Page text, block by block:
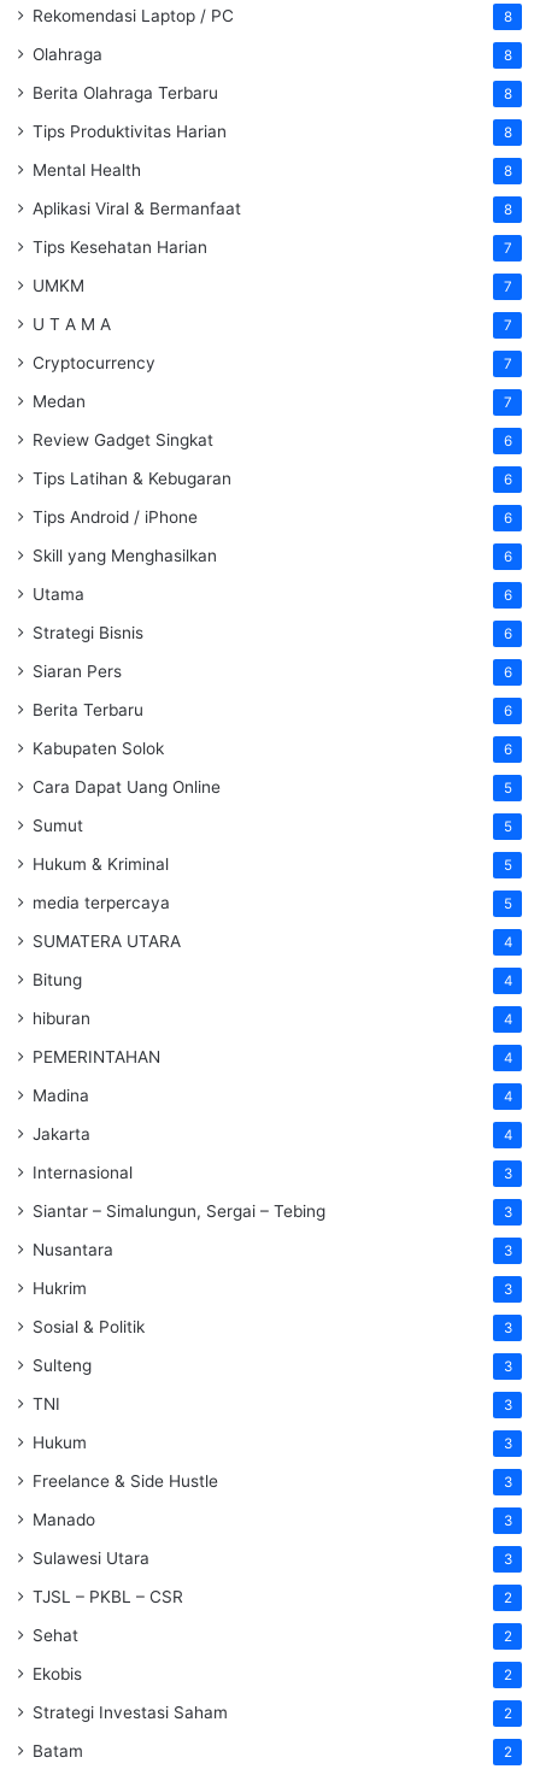
Rekomendasi Laptop / PC 8
Olahraga 8
Berita Olahraga Terbaru 8
Tips Produktivitas Harian 8
Mental Health 8
Aplikasi Viral & Bermanfaat 8
Tips Kesehatan Harian 7
UMKM 7
U T A M A 7
Cryptocurrency 7
Medan 7
Review Gadget Singkat 6
Tips Latihan & Kebugaran 6
Tips Android / iPhone 6
Skill yang Menghasilkan 6
Utama 6
Strategi Bisnis 6
Siaran Pers 6
Berita Terbaru 6
Kabupaten Solok 6
Cara Dapat Uang Online 5
Sumut 5
Hukum & Kriminal 5
media terpercaya 5
SUMATERA UTARA 4
Bitung 4
hiburan 4
PEMERINTAHAN 4
Madina 4
Jakarta 4
Internasional 3
Siantar – Simalungun, Sergai – Tebing 3
Nusantara 3
Hukrim 3
Sosial & Politik 3
Sulteng 3
TNI 3
Hukum 3
Freelance & Side Hustle 3
Manado 3
Sulawesi Utara 3
TJSL – PKBL – CSR 2
Sehat 2
Ekobis 2
Strategi Investasi Saham 2
Batam 2